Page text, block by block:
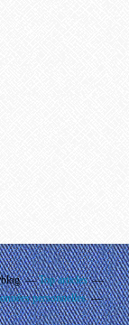
Top articles
personnelles